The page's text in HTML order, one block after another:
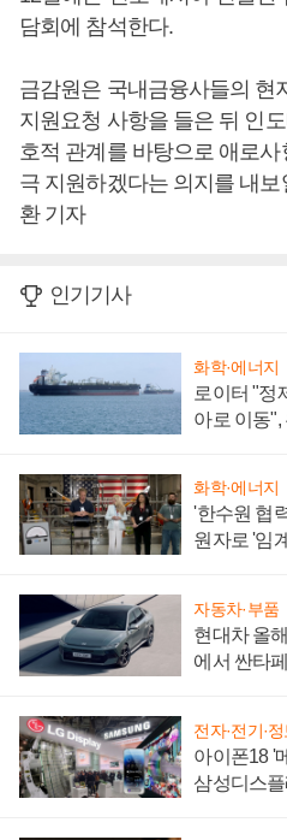
담회에 참석한다.
금감원은 국내금융사들의 현
지원요청 사항을 들은 뒤 인
호적 관계를 바탕으로 애로
극 지원하겠다는 의지를 내
환 기자
인기기사
화학·에너지
로이터 "정
아로 이동",
화학·에너지
'한수원 협
원자로 '임
자동차·부품
현대차 올
에서 싼타
전자·전기·
아이폰18 '
삼성디스